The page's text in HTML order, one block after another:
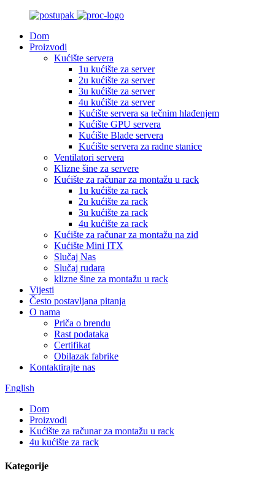
Dom
Proizvodi
Kućište servera
1u kućište za server
2u kućište za server
3u kućište za server
4u kućište za server
Kućište servera sa tečnim hlađenjem
Kućište GPU servera
Kućište Blade servera
Kućište servera za radne stanice
Ventilatori servera
Klizne šine za servere
Kućište za računar za montažu u rack
1u kućište za rack
2u kućište za rack
3u kućište za rack
4u kućište za rack
Kućište za računar za montažu na zid
Kućište Mini ITX
Slučaj Nas
Slučaj rudara
klizne šine za montažu u rack
Vijesti
Često postavljana pitanja
O nama
Priča o brendu
Rast podataka
Certifikat
Obilazak fabrike
Kontaktirajte nas
English
Dom
Proizvodi
Kućište za računar za montažu u rack
4u kućište za rack
Kategorije